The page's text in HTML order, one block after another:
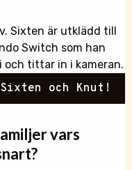
Sixten och Knut!
vars